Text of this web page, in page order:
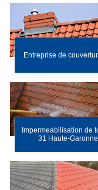
Entreprise de
Impermeabilisation de
31 Haute-Garonne